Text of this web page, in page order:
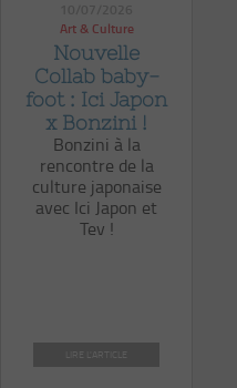
Art & Culture
Nouvelle
Collab baby-
foot : Ici Japon
x Bonzini !
Bonzini à la
rencontre de la
culture japonaise
avec Ici Japon et
Tev !
LIRE L'ARTICLE